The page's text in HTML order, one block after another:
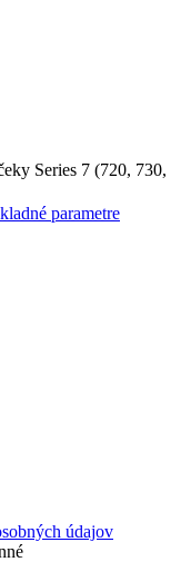
Series 7 (720, 730,
parametre
údajov